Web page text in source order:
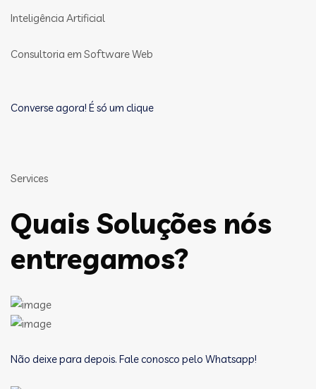
Inteligência Artificial
Consultoria em Software Web
Converse agora! É só um clique
Services
Quais Soluções nós
entregamos?
Não deixe para depois. Fale conosco pelo Whatsapp!